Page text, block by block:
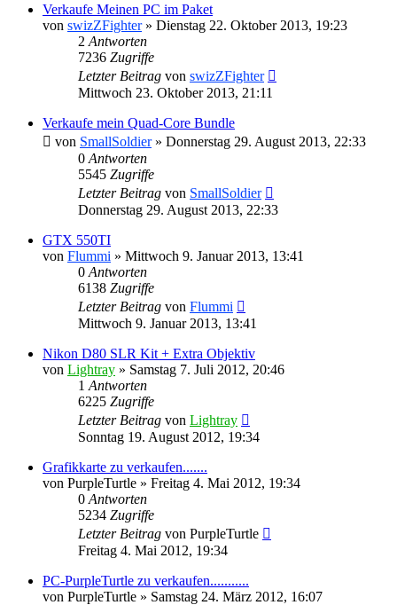
Verkaufe Meinen PC im Paket
von swizZFighter» Dienstag 22. Oktober 2013, 19:23
2 Antworten
7236 Zugriffe
Letzter Beitrag von swizZFighter
Mittwoch 23. Oktober 2013, 21:11
Verkaufe mein Quad-Core Bundle
von SmallSoldier» Donnerstag 29. August 2013, 22:33
0 Antworten
5545 Zugriffe
Letzter Beitrag von SmallSoldier
Donnerstag 29. August 2013, 22:33
GTX 550TI
von Flummi » Mittwoch 9. Januar 2013, 13:41
0 Antworten
6138 Zugriffe
Letzter Beitrag von Flummi
Mittwoch 9. Januar 2013, 13:41
Nikon D80 SLR Kit + Extra Objektiv
von Lightray » Samstag 7. Juli 2012, 20:46
1 Antworten
6225 Zugriffe
Letzter Beitrag von Lightray
Sonntag 19. August 2012, 19:34
Grafikkarte zu verkaufen.......
von PurpleTurtle » Freitag 4. Mai 2012, 19:34
0 Antworten
5234 Zugriffe
Letzter Beitrag von PurpleTurtle
Freitag 4. Mai 2012, 19:34
PC-PurpleTurtle zu verkaufen...........
von PurpleTurtle » Samstag 24. März 2012, 16:07